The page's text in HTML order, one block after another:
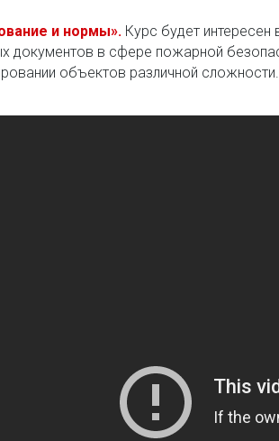
и нормы». Курс будет
документов в сфере пожарной
объектов различной сложности.